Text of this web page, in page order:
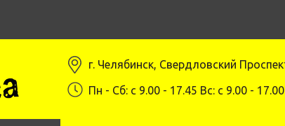
г. Челябинск, Свердловский
Пн - Сб: c 9.00 - 17.45 Вс: c 9.00 - 17.00